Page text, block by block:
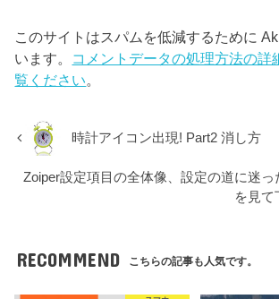
このサイトはスパムを低減するために
います。 コメントデータの処理方法の詳
覧ください。
時計アイコン出現! Part2 消し方
Zoiper設定項目の全体像、設定の道に迷っ
を見て
RECOMMEND こちらの記事も人気です。